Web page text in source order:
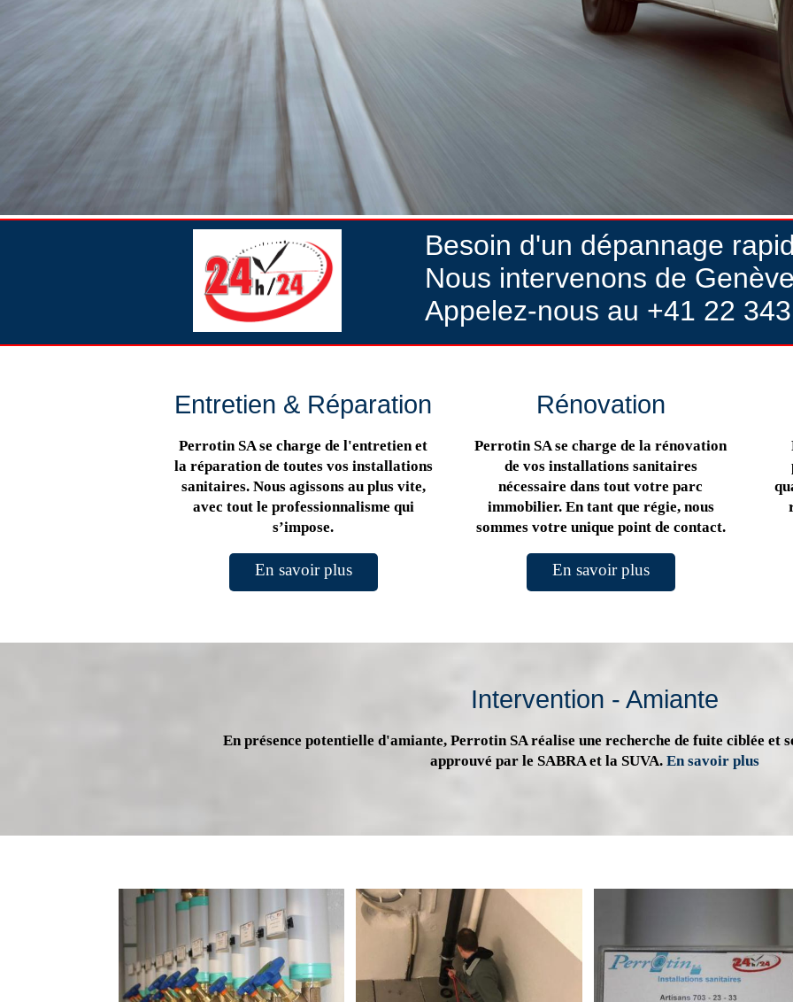
Besoin d'un dépannage
Nous intervenons de
Appelez-nous au +41 22
Entretien & Réparation
Perrotin SA se charge de l'entretien et
la réparation de toutes vos installations
sanitaires. Nous agissons au plus vite,
avec tout le professionnalisme qui
s’impose.
En savoir plus
Rénovation
Perrotin SA se charge de la rénovation
de vos installations sanitaires
nécessaire dans tout votre parc
immobilier. En tant que régie, nous
sommes votre unique point de contact.
En savoir plus
Intervention - Amiante
En présence potentielle d'amiante, Perrotin SA réalise une recherche de fuite ciblée et
approuvé par le SABRA et la SUVA. En savoir plus